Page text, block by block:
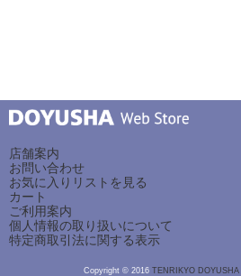
店舗案内
お問い合わせ
お気に入りリストを見る
カート
ご利用案内
個人情報の取り扱いについて
特定商取引法に関する表示
Copyright © 2016 TENRIKYO DOYUSHA